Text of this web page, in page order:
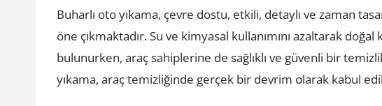
Buharlı oto yıkama, çevre dostu, etkili, detaylı ve zaman
öne çıkmaktadır. Su ve kimyasal kullanımını azaltarak
bulunurken, araç sahiplerine de sağlıklı ve güvenli bir
yıkama, araç temizliğinde gerçek bir devrim olarak kabul